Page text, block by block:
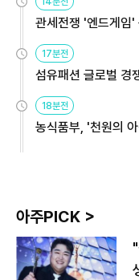
관세전쟁 '엔드게임
17분전
섬유패션 글로벌 경
18분전
농식품부, '천원의
아주PICK >